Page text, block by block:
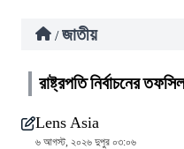
/ জাতীয়
রাষ্ট্রপতি নির্বাচনের
Lens Asia
৬ আগস্ট, ২০২৬ দুপুর ০৩:০৬